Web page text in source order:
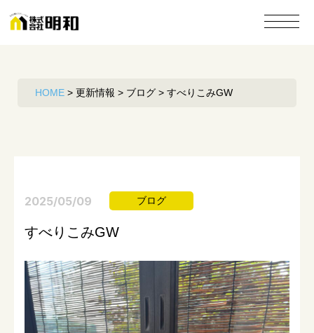
HOME > 更新情報 > ブログ > すべりこみGW
2025/05/09 ブログ
すべりこみGW